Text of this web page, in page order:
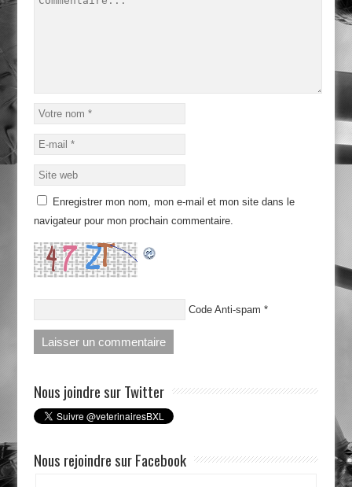
Enregistrer mon nom, mon e-mail et mon site dans le
navigateur pour mon prochain commentaire.
Code Anti-spam *
Nous joindre sur Twitter
Nous rejoindre sur Facebook